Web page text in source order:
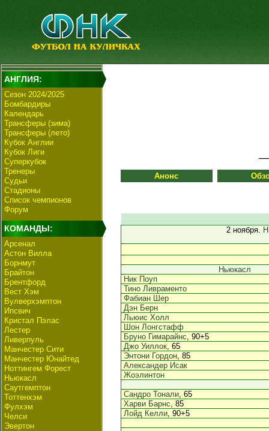
АНГЛИЯ:
Сезон 2024/2025
Бомбардиры
Календарь
Трансферы (зима)
Трансферы (лето)
Кубок Англии
Кубок Лиги
Суперкубок
Тренеры
Судьи
Стадионы
Список чемпионов
Форум
КОМАНДЫ:
Арсенал
Астон Вилла
Борнмут
Брайтон
Брентфорд
Вест Хэм
Вулверхэмптон
Ипсвич
Кристал Пэлас
Лестер
Ливерпуль
Манчестер Сити
Манчестер Юнайтед
Ноттингем Форест
Ньюкасл
Саутгемптон
Тоттенхэм
Фулхэм
Челси
Эвертон
Анонс
2 ноября.
Ньюкасл
Ник Поуп
Тино Ливраменто
Фабиан Шер
Дэн Берн
Льюис Холл
Шон Лонгстафф
Бруно Гимарайнс, 90+5
Джо Уиллок, 65
Энтони Гордон, 85
Александер Исак
Жоэлинтон
Сандро Тонали, 65
Харви Барнс, 85
Лойд Келли, 90+5